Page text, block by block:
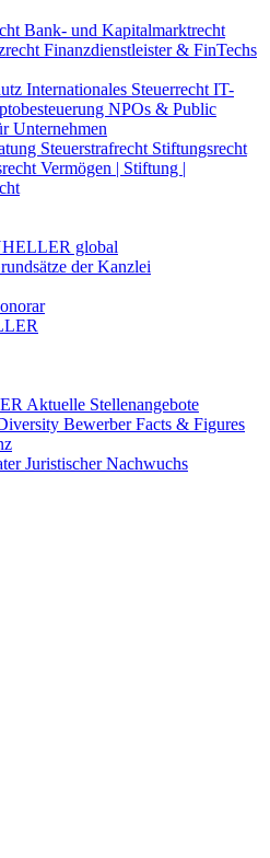
Bank- und Kapitalmarktrecht
Finanzdienstleister & FinTechs
Internationales Steuerrecht IT-
NPOs & Public
Unternehmen
Steuerstrafrecht Stiftungsrecht
Vermögen | Stiftung |
global
der Kanzlei
Aktuelle Stellenangebote
Bewerber Facts & Figures
Juristischer Nachwuchs